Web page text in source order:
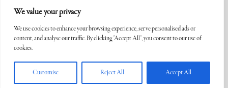
We value your privacy
We use cookies to enhance your browsing experience, serve personalised ads or
content, and analyse our traffic. By clicking "Accept All", you consent to our use of
cookies.
Customise Reject All Accept All